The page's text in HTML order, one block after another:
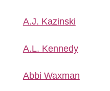
A.J. Kazinski
A.L. Kennedy
Abbi Waxman